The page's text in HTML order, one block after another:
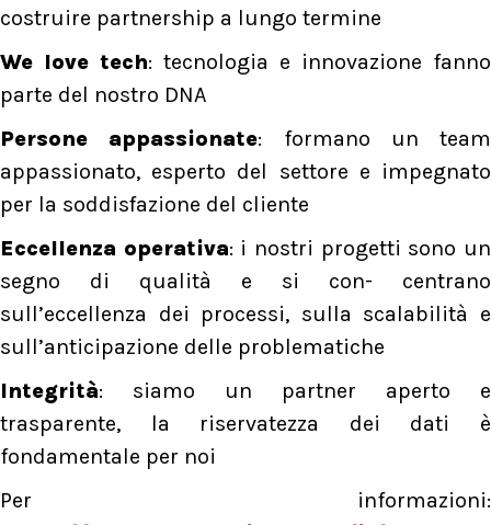
costruire partnership a lungo termine
We love tech: tecnologia e innovazione fanno
parte del nostro DNA
Persone appassionate: formano un team
appassionato, esperto del settore e impegnato
per la soddisfazione del cliente
Eccellenza operativa: i nostri progetti sono un
segno di qualità e si con- centrano
sull’eccellenza dei processi, sulla scalabilità e
sull’anticipazione delle problematiche
Integrità: siamo un partner aperto e
trasparente, la riservatezza dei dati è
fondamentale per noi
Per informazioni: